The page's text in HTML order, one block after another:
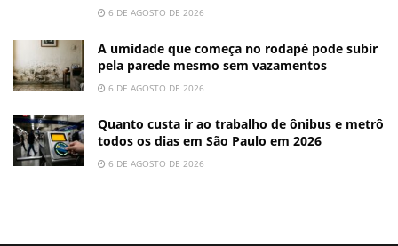
6 DE AGOSTO DE 2026
A umidade que começa no rodapé pode subir
pela parede mesmo sem vazamentos
6 DE AGOSTO DE 2026
Quanto custa ir ao trabalho de ônibus e metrô
todos os dias em São Paulo em 2026
6 DE AGOSTO DE 2026